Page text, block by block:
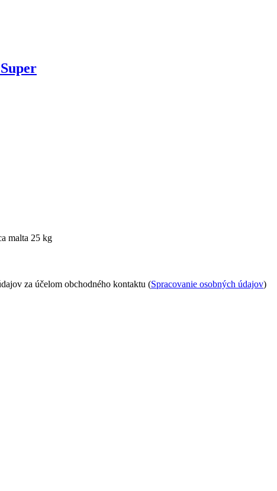
malta 25 kg
za účelom obchodného kontaktu (Spracovanie osobných údajov)